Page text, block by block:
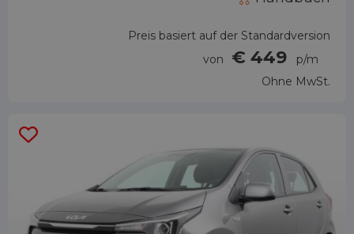
Preis basiert auf der Standardversion
von
€ 449
p/m
Ohne MwSt.